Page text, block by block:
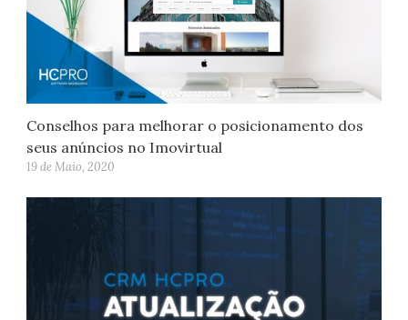
Conselhos para melhorar o posicionamento dos
seus anúncios no Imovirtual
19 de Maio, 2020